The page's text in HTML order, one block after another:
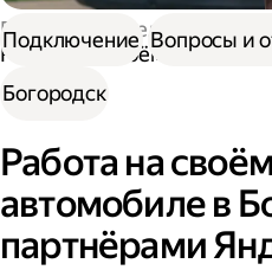
Работа водителем
Работа на своём грузовом
Богородск
Работа на
автомобиле в
партнёрами
Подключение Вопросы и